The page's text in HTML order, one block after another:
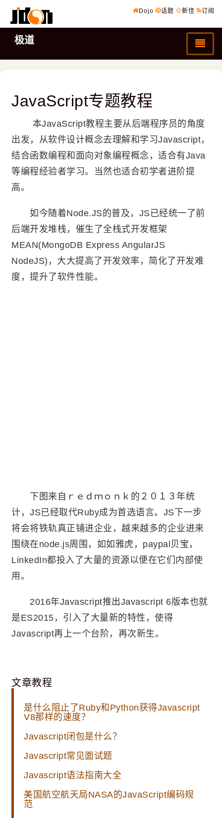
Dojo 话题 新佳 订阅
极道
JavaScript专题教程
本JavaScript教程主要从后端程序员的角度
出发，从软件设计概念去理解和学习Javascript，
结合函数编程和面向对象编程概念，适合有Java
等编程经验者学习。当然也适合初学者进阶提
高。
如今随着Node.JS的普及，JS已经统一了前
后端开发堆栈，催生了全栈式开发框架
MEAN(MongoDB Express AngularJS
NodeJS)，大大提高了开发效率，简化了开发难
度，提升了软件性能。
下图来自ｒｅｄｍｏｎｋ的２０１３年统
计，JS已经取代Ruby成为首选语言。JS下一步
将会将铁轨真正铺进企业，越来越多的企业进来
围绕在node.js周围，如如雅虎，paypal贝宝，
LinkedIn都投入了大量的资源以便在它们内部使
用。
2016年Javascript推出Javascript 6版本也就
是ES2015，引入了大量新的特性，使得
Javascript再上一个台阶，再次新生。
文章教程
是什么阻止了Ruby和Python获得Javascript
V8那样的速度？
Javascript闭包是什么？
Javascript常见面试题
Javascript语法指南大全
美国航空航天局NASA的JavaScript编码规
范